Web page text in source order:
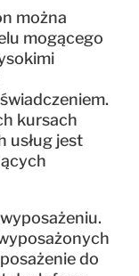
można
mogącego
kursach
usług jest
do